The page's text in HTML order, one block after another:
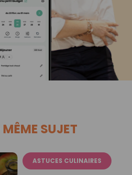
MÊME SUJET
ASTUCES CULINAIRES